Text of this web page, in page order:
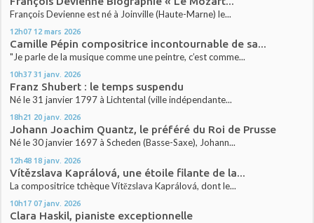
François Devienne est né à Joinville (Haute-Marne) le...
12h07 12 mars 2026
Camille Pépin compositrice incontournable de sa...
"Je parle de la musique comme une peintre, c’est comme...
10h37 31 janv. 2026
Franz Shubert : le temps suspendu
Né le 31 janvier 1797 à Lichtental (ville indépendante...
18h21 20 janv. 2026
Johann Joachim Quantz, le préféré du Roi de Prusse
Né le 30 janvier 1697 à Scheden (Basse-Saxe), Johann...
12h48 18 janv. 2026
Vítězslava Kaprálová, une étoile filante de la...
La compositrice tchèque Vítězslava Kaprálová, dont le...
10h17 07 janv. 2026
Clara Haskil, pianiste exceptionnelle